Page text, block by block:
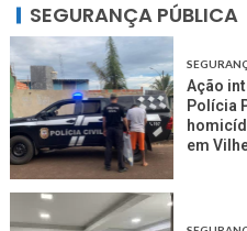
SEGURANÇA PÚBLICA
Ação
Polícia
em